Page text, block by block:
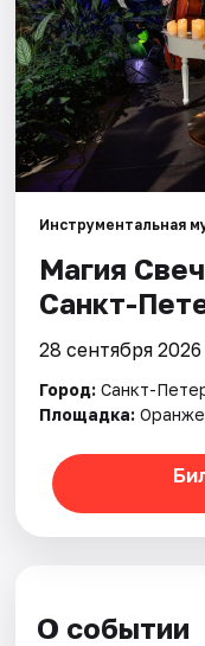
Экскурсии
Спорт
События
Площадки
Артисты
Инструментальная
Магия
Санкт-
28 сентября 2026
Город: Санкт-
Площадка:
О событии